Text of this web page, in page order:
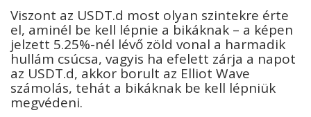
Viszont az USDT.d most olyan szintekre érte
el, aminél be kell lépnie a bikáknak – a képen
jelzett 5.25%-nél lévő zöld vonal a harmadik
hullám csúcsa, vagyis ha efelett zárja a napot
az USDT.d, akkor borult az Elliot Wave
számolás, tehát a bikáknak be kell lépniük
megvédeni.